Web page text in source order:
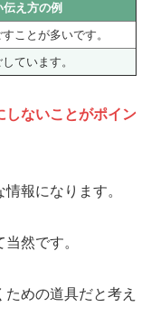
え方の例
ことが多いです。
ています。
しないことがポイン
報になります。
然です。
めの道具だと考え